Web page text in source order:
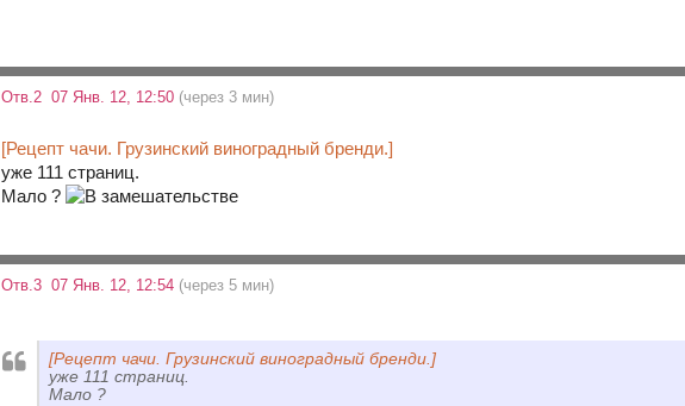
Отв.2 07 Янв. 12, 12:50 (через 3 мин)
[Рецепт чачи. Грузинский виноградный бренди.]
уже 111 страниц.
Мало ?
Отв.3 07 Янв. 12, 12:54 (через 5 мин)
[Рецепт чачи. Грузинский виноградный бренди.]
уже 111 страниц.
Мало ?